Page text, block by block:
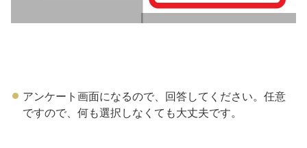
アンケート画面になるので、回答してください。任意
ですので、何も選択しなくても大丈夫です。